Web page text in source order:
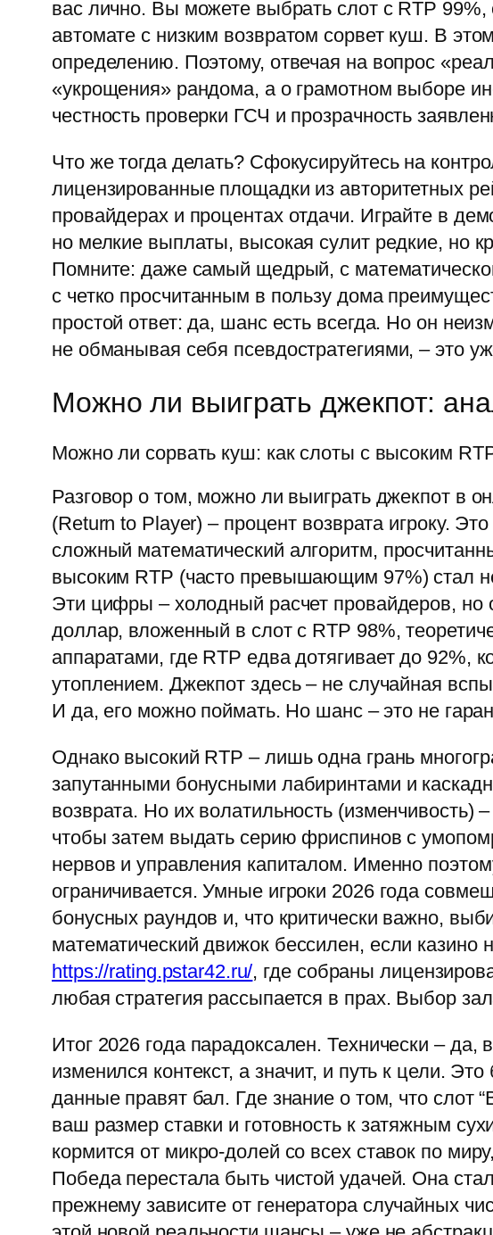
вас лично. Вы можете выбрать слот с RTP
автомате с низким возвратом сорвет куш. В
определению. Поэтому, отвечая на вопрос
«укрощения» рандома, а о грамотном выборе
честность проверки ГСЧ и прозрачность
Что же тогда делать? Сфокусируйтесь на
лицензированные площадки из авторитетных
провайдерах и процентах отдачи. Играйте в
но мелкие выплаты, высокая сулит редкие, но
Помните: даже самый щедрый, с
с четко просчитанным в пользу дома
простой ответ: да, шанс есть всегда. Но он
не обманывая себя псевдостратегиями, – это
Можно ли выиграть джекпот:
Можно ли сорвать куш: как слоты с высоким
Разговор о том, можно ли выиграть джекпот в
(Return to Player) – процент возврата игроку.
сложный математический алгоритм,
высоким RTP (часто превышающим 97%) стал
Эти цифры – холодный расчет провайдеров,
доллар, вложенный в слот с RTP 98%,
аппаратами, где RTP едва дотягивает до
утоплением. Джекпот здесь – не случайная
И да, его можно поймать. Но шанс – это не
Однако высокий RTP – лишь одна грань
запутанными бонусными лабиринтами и
возврата. Но их волатильность (изменчивость)
чтобы затем выдать серию фриспинов с
нервов и управления капиталом. Именно
ограничивается. Умные игроки 2026 года
бонусных раундов и, что критически важно,
математический движок бессилен, если
https://rating.pstar42.ru/, где собраны
любая стратегия рассыпается в прах. Выбор
Итог 2026 года парадоксален. Технически –
изменился контекст, а значит, и путь к цели.
данные правят бал. Где знание о том, что слот
ваш размер ставки и готовность к затяжным
кормится от микро-долей со всех ставок по
Победа перестала быть чистой удачей. Она
прежнему зависите от генератора случайных